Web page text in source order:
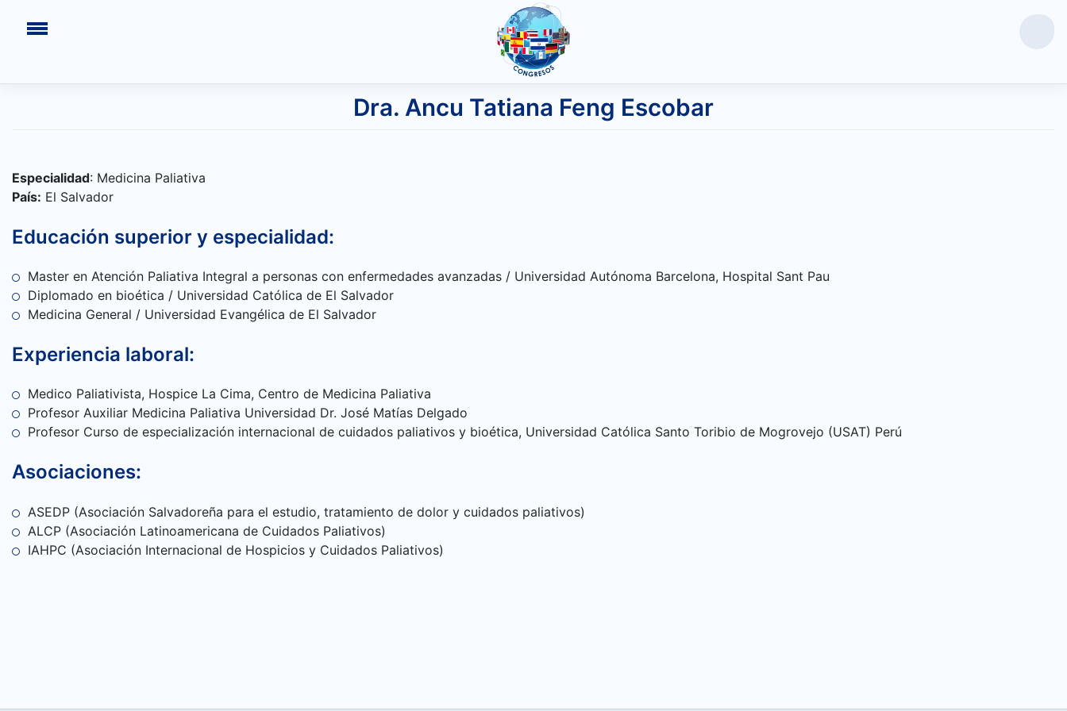
CONGRESOS PASADOS
CONTÁCTANOS
Saltar
Dra. Ancu Tatiana Feng Escobar
Especialidad: Medicina Paliativa
País: El Salvador
Educación superior y especialidad:
Master en Atención Paliativa Integral a personas con enfermedades avanzadas / Universidad Autónoma Barcelona, Hospital Sant Pau
Diplomado en bioética / Universidad Católica de El Salvador
Medicina General / Universidad Evangélica de El Salvador
Experiencia laboral:
Medico Paliativista, Hospice La Cima, Centro de Medicina Paliativa
Profesor Auxiliar Medicina Paliativa Universidad Dr. José Matías Delgado
Profesor Curso de especialización internacional de cuidados paliativos y bioética, Universidad Católica Santo Toribio de Mogrovejo (USAT) Perú
Asociaciones:
ASEDP (Asociación Salvadoreña para el estudio, tratamiento de dolor y cuidados paliativos)
ALCP (Asociación Latinoamericana de Cuidados Paliativos)
IAHPC (Asociación Internacional de Hospicios y Cuidados Paliativos)